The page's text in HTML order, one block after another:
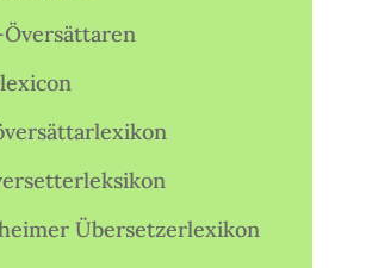
Übersetzerlexikon